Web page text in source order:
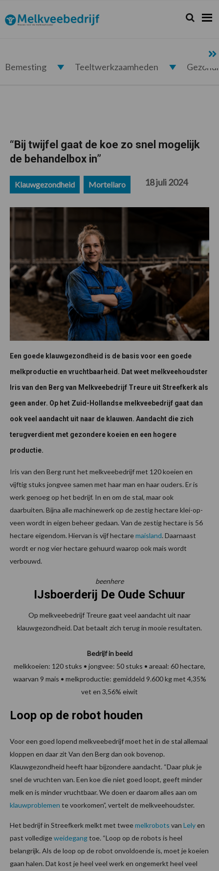
de
hoofdnavigatie
de
hoofd
de
eerste
de
voettekst
Melkveebedrijf.nl Zoeken...
Zoek
Bemesting Teeltwerkzaamheden
“Bij twijfel gaat de koe zo snel mogelijk
de behandelbox in”
Klauwgezondheid Mortellaro 18 juli 2024
Een goede klauwgezondheid is de basis voor een goede
melkproductie en vruchtbaarheid. Dat weet melkveehoudster
Iris van den Berg van Melkveebedrijf Treure uit Streefkerk als
geen ander. Op het Zuid-Hollandse melkveebedrijf gaat dan
ook veel aandacht uit naar de klauwen. Aandacht die zich
terugverdient met gezondere koeien en een hogere
productie.
Iris van den Berg runt het melkveebedrijf met 120 koeien en
vijftig stuks jongvee samen met haar man en haar ouders. Er is
werk genoeg op het bedrijf. In en om de stal, maar ook
daarbuiten. Bijna alle machinewerk op de zestig hectare klei-op-
veen wordt in eigen beheer gedaan. Van de zestig hectare is 56
hectare eigendom. Hiervan is vijf hectaremaisland. Daarnaast
wordt er nog vier hectare gehuurd waarop ook mais wordt
verbouwd.
beenhere
IJsboerderij De Oude Schuur
Op melkveebedrijf Treure gaat veel aandacht uit naar
klauwgezondheid. Dat betaalt zich terug in mooie resultaten.
Bedrijf in beeld
melkkoeien: 120 stuks • jongvee: 50 stuks • areaal: 60 hectare,
waarvan 9 mais • melkproductie: gemiddeld 9.600 kg met 4,35%
vet en 3,56% eiwit
Loop op de robot houden
Voor een goed lopend melkveebedrijf moet het in de stal allemaal
kloppen en daar zit Van den Berg dan ook bovenop.
Klauwgezondheid heeft haar bijzondere aandacht. “Daar pluk je
snel de vruchten van. Een koe die niet goed loopt, geeft minder
melk en is minder vruchtbaar. We doen er daarom alles aan om
klauwproblemen te voorkomen”, vertelt de melkveehoudster.
Het bedrijf in Streefkerk melkt met tweemelkrobots van Lelyen
past volledigeweidegangtoe. “Loop op de robots is heel
belangrijk. Als de loop op de robot onvoldoende is, moet je koeien
gaan halen. Dat kost je heel veel werk en ongemerkt heel veel